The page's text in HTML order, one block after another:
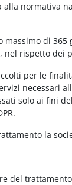
normativa
di
rispetto
per le
necessari
solo ai fini
la
del